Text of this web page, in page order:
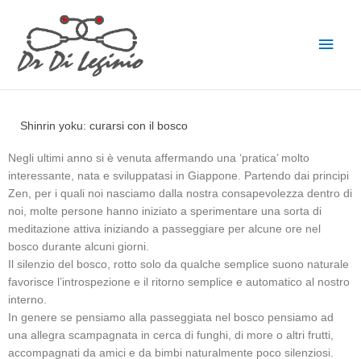
contenuto
Shinrin yoku: curarsi con il bosco
Negli ultimi anno si è venuta affermando una ‘pratica’ molto
interessante, nata e sviluppatasi in Giappone. Partendo dai principi
Zen, per i quali noi nasciamo dalla nostra consapevolezza dentro di
noi, molte persone hanno iniziato a sperimentare una sorta di
meditazione attiva iniziando a passeggiare per alcune ore nel
bosco durante alcuni giorni.
Il silenzio del bosco, rotto solo da qualche semplice suono naturale
favorisce l’introspezione e il ritorno semplice e automatico al nostro
interno.
In genere se pensiamo alla passeggiata nel bosco pensiamo ad
una allegra scampagnata in cerca di funghi, di more o altri frutti,
accompagnati da amici e da bimbi naturalmente poco silenziosi.